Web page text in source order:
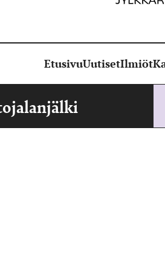
EtusivuUutisetIlmiöt